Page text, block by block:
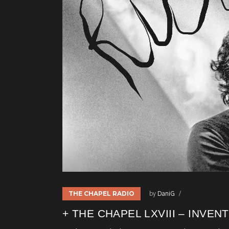
THE CHAPEL RADIO by DaniG
+ THE CHAPEL LXVIII –